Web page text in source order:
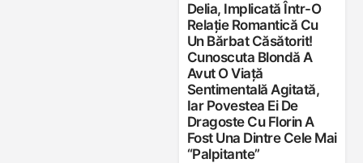
Delia, Implicată Într-O
Relație Romantică Cu
Un Bărbat Căsătorit!
Cunoscuta Blondă A
Avut O Viață
Sentimentală Agitată,
Iar Povestea Ei De
Dragoste Cu Florin A
Fost Una Dintre Cele Mai
“palpitante”